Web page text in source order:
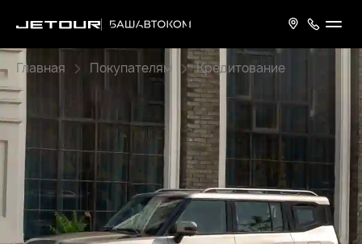
Главная Покупателям Кредитование